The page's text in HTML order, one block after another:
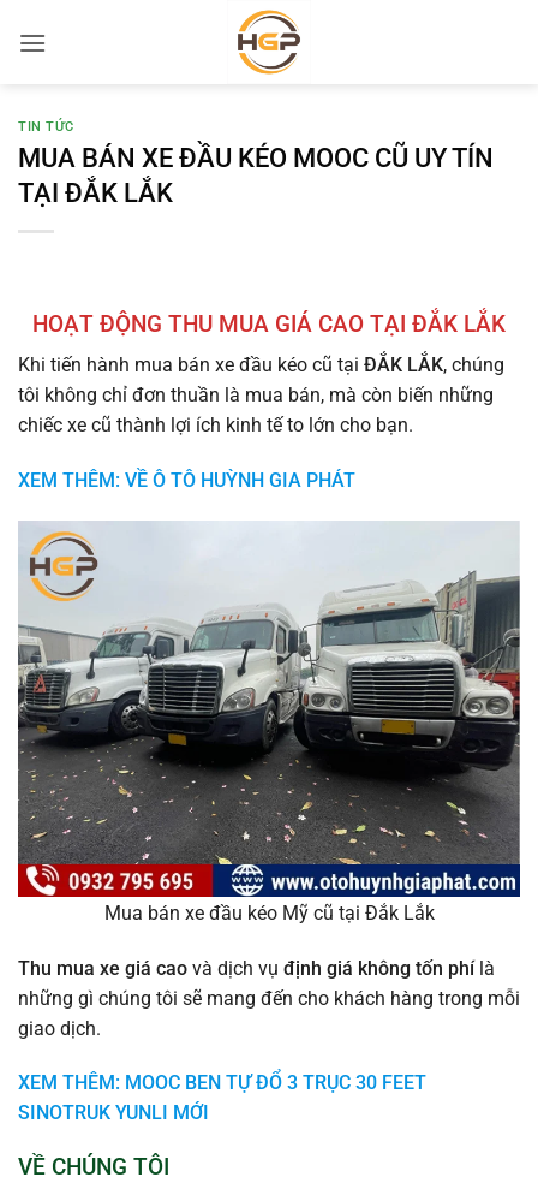
qua
TIN TỨC
MUA BÁN XE ĐẦU KÉO MOOC CŨ UY TÍN
TẠI ĐẮK LẮK
HOẠT ĐỘNG THU MUA GIÁ CAO TẠI ĐẮK LẮK
Khi tiến hành mua bán xe đầu kéo cũ tại ĐẮK LẮK, chúng
tôi không chỉ đơn thuần là mua bán, mà còn biến những
chiếc xe cũ thành lợi ích kinh tế to lớn cho bạn.
XEM THÊM: VỀ Ô TÔ HUỲNH GIA PHÁT
Mua bán xe đầu kéo Mỹ cũ tại Đắk Lắk
Thu mua xe giá cao và dịch vụ định giá không tốn phílà
những gì chúng tôi sẽ mang đến cho khách hàng trong mỗi
giao dịch.
XEM THÊM: MOOC BEN TỰ ĐỔ 3 TRỤC 30 FEET
SINOTRUK YUNLI MỚI
VỀ CHÚNG TÔI